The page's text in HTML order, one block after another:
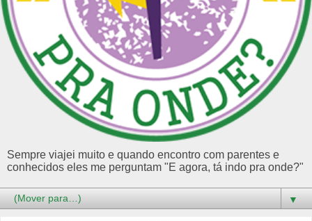
Sempre viajei muito e quando encontro com parentes e
conhecidos eles me perguntam "E agora, tá indo pra onde?"
▼